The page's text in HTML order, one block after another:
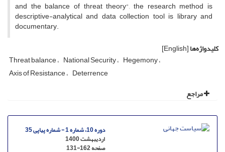
and the balance of threat theory", the research method is
descriptive-analytical and data collection tool is library and
documentary.
کلیدواژه‌ها[English]
Threat balance National Security Hegemony
Axis of Resistance Deterrence
مراجع
دوره 10، شماره 1 - شماره پیاپی 35
اردیبهشت 1400
صفحه131-162